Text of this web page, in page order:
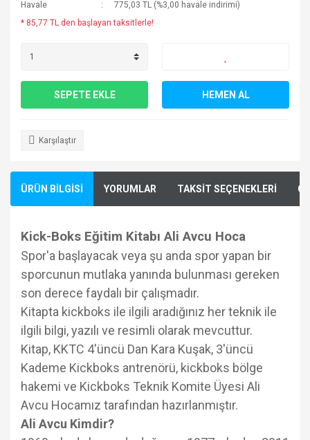
Havale
775,03 TL (%3,00 havale indirimi)
* 85,77 TL den başlayan taksitlerle!
SEPETE EKLE HEMEN AL
Karşılaştır
ÜRÜN BİLGİSİ YORUMLAR TAKSİT SEÇENEKLERİ
Kick-Boks Eğitim Kitabı Ali Avcu Hoca
Spor'a başlayacak veya şu anda spor yapan bir
sporcunun mutlaka yanında bulunması gereken
son derece faydalı bir çalışmadır.
Kitapta kickboks ile ilgili aradığınız her teknik ile
ilgili bilgi, yazılı ve resimli olarak mevcuttur.
Kitap, KKTC 4'üncü Dan Kara Kuşak, 3'üncü
Kademe Kickboks antrenörü, kickboks bölge
hakemi ve Kickboks Teknik Komite Üyesi Ali
Avcu Hocamız tarafından hazırlanmıştır.
Ali Avcu Kimdir?